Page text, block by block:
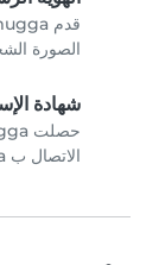
الصورة
شهادة
الاتصال ب Namugga مباشرة للتحققِ من الشهادات.